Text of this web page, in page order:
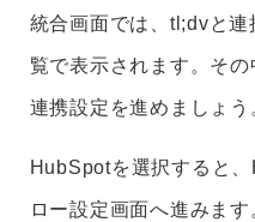
統合画面では、tl;dvと
覧で表示されます。そ
連携設定を進めましょう
HubSpotを選択すると
ロー設定画面へ進みま